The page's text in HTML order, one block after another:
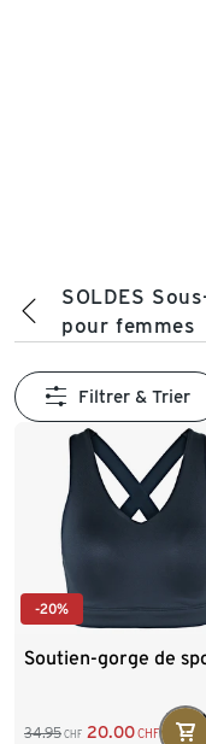
SOLDES
pour femmes
Filtrer & Trier
-20%
Soutien-gorge de
34.95 CHF 20.00CHF